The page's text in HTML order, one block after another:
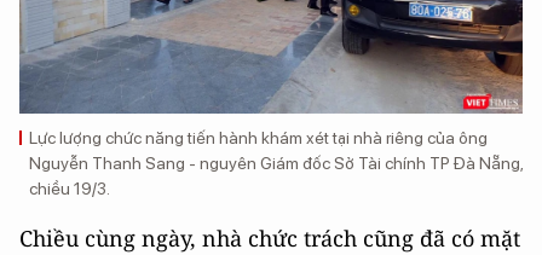
Lực lượng chức năng tiến hành khám xét tại nhà riêng của ông
Nguyễn Thanh Sang - nguyên Giám đốc Sở Tài chính TP Đà Nẵng,
chiều 19/3.
Chiều cùng ngày, nhà chức trách cũng đã có mặt